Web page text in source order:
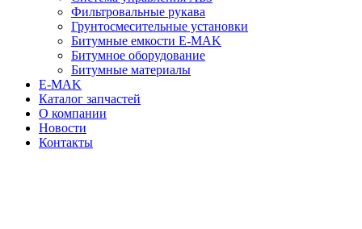
Фильтровальные рукава
Грунтосмесительные установки
Битумные емкости E-MAK
Битумное оборудование
Битумные материалы
E-MAK
Каталог запчастей
О компании
Новости
Контакты